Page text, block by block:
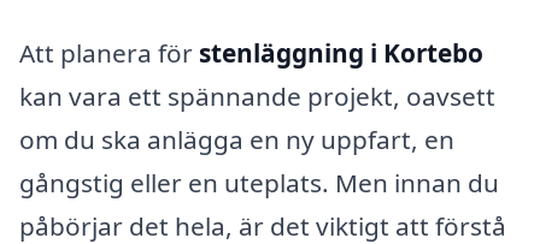
Att planera för stenläggning i Kortebo
kan vara ett spännande projekt, oavsett
om du ska anlägga en ny uppfart, en
gångstig eller en uteplats. Men innan du
påbörjar det hela, är det viktigt att förstå